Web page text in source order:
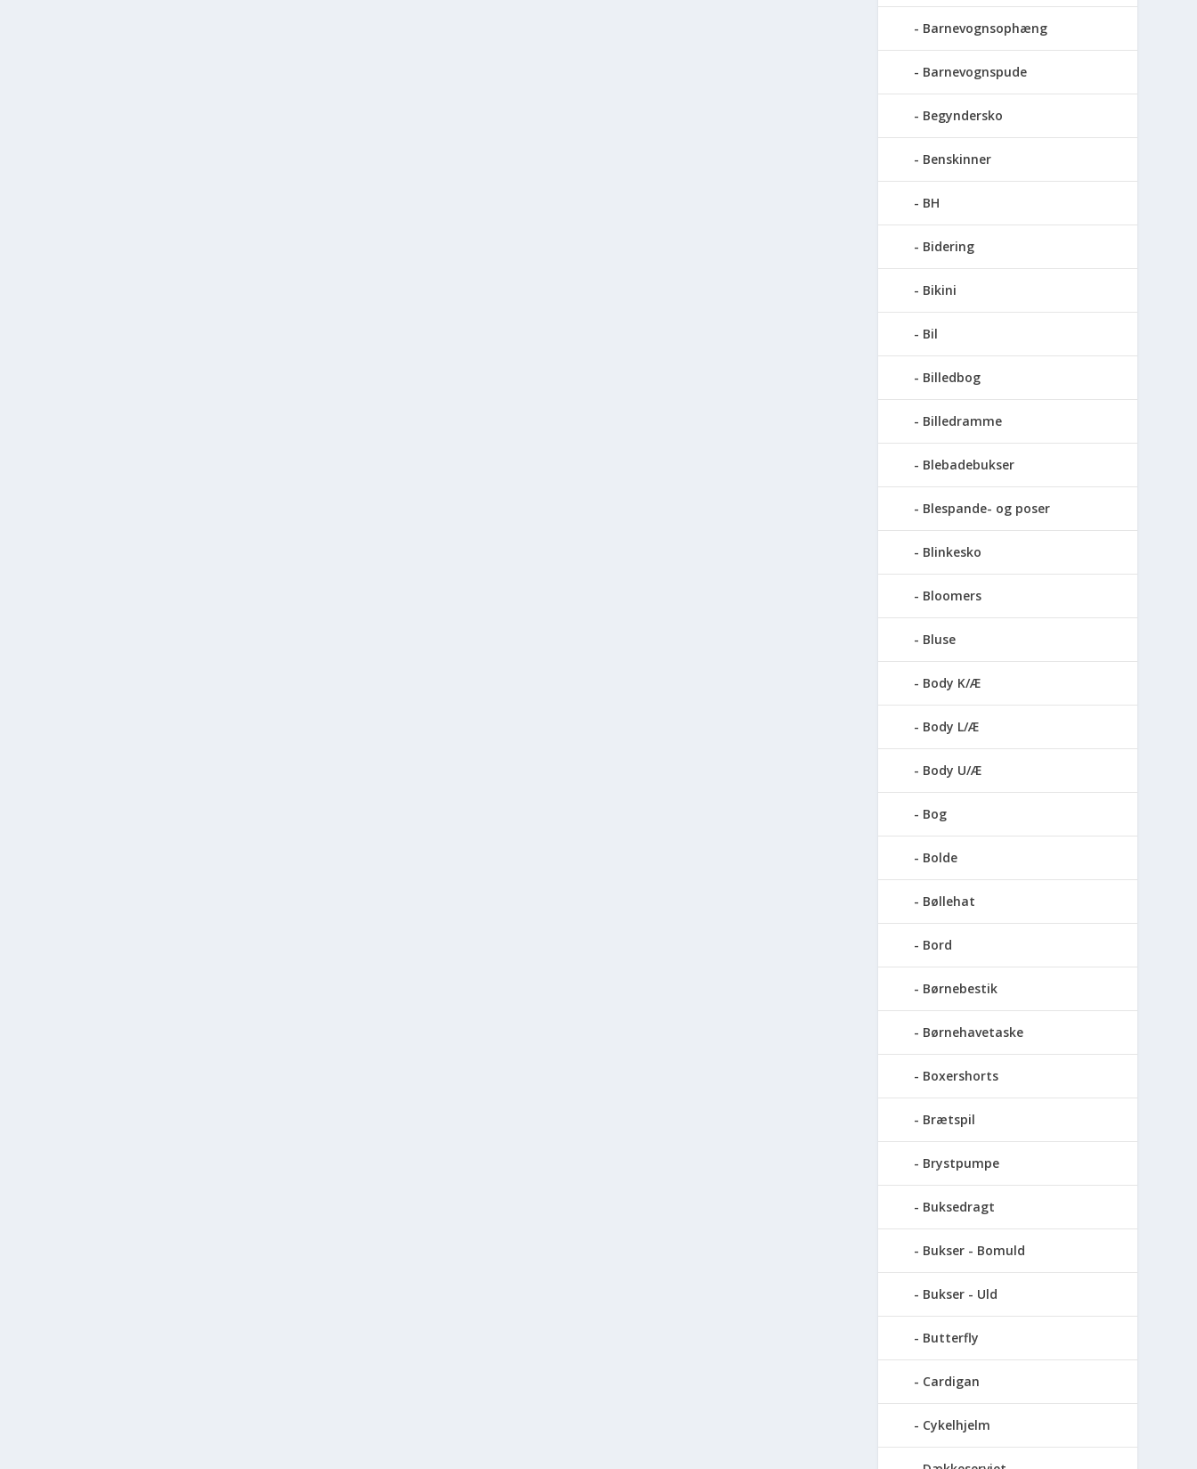
Barnevognsophæng
Barnevognspude
Begyndersko
Benskinner
BH
Bidering
Bikini
Bil
Billedbog
Billedramme
Blebadebukser
Blespande- og poser
Blinkesko
Bloomers
Bluse
Body K/Æ
Body L/Æ
Body U/Æ
Bog
Bolde
Bøllehat
Bord
Børnebestik
Børnehavetaske
Boxershorts
Brætspil
Brystpumpe
Buksedragt
Bukser - Bomuld
Bukser - Uld
Butterfly
Cardigan
Cykelhjelm